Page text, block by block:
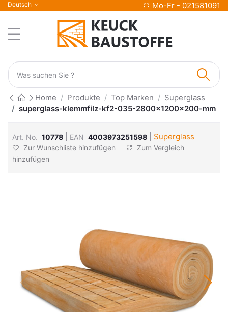
Deutsch Mo-Fr - 021581091
Home Produkte Top Marken
Superglass
superglass-klemmfilz-kf2-035-2800x1200x200-mm
Art. No. 10778 EAN 4003973251598 Superglass
Zur Wunschliste hinzufügen
Zum Vergleich
hinzufügen